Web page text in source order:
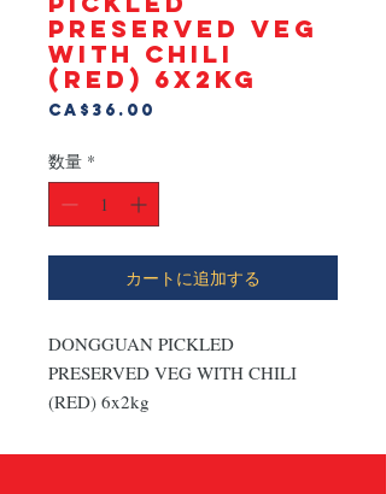
PRESERVED VEG
WITH CHILI
(RED) 6x2kg
CA$36.00
数量 *
カートに追加する
DONGGUAN PICKLED
PRESERVED VEG WITH CHILI
(RED) 6x2kg